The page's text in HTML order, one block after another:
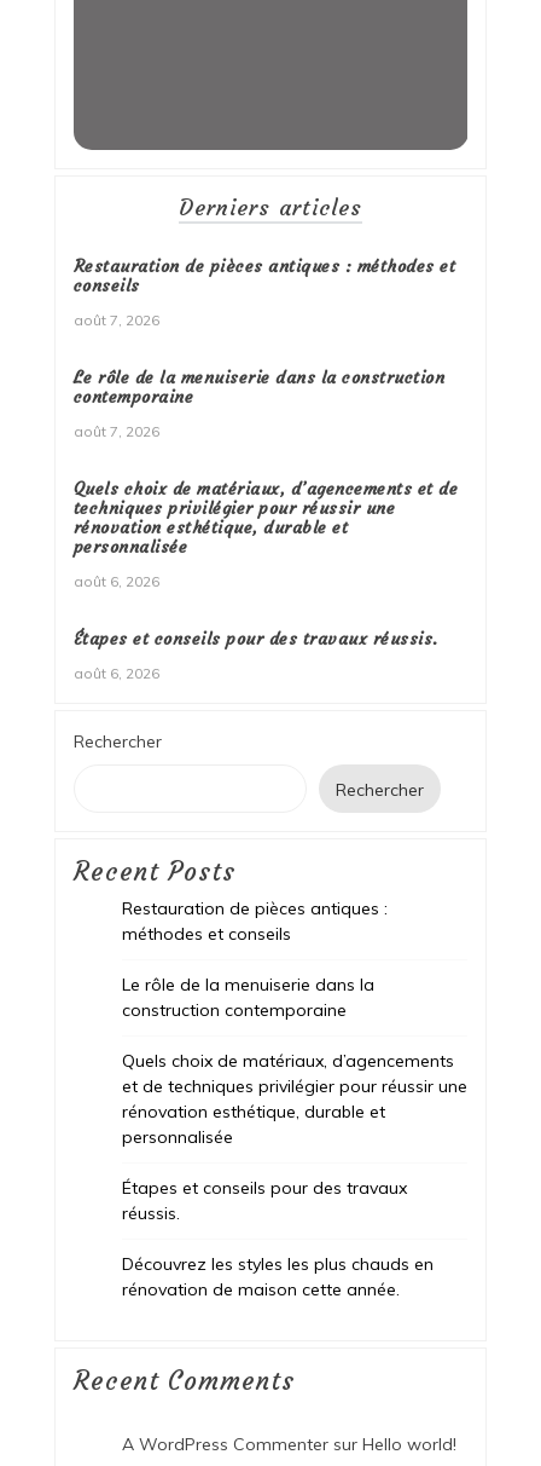
Derniers articles
Restauration de pièces antiques : méthodes et
conseils
août 7, 2026
Le rôle de la menuiserie dans la construction
contemporaine
août 7, 2026
Quels choix de matériaux, d’agencements et de
techniques privilégier pour réussir une
rénovation esthétique, durable et
personnalisée
août 6, 2026
Étapes et conseils pour des travaux réussis.
août 6, 2026
Rechercher
Rechercher
Recent Posts
Restauration de pièces antiques :
méthodes et conseils
Le rôle de la menuiserie dans la
construction contemporaine
Quels choix de matériaux, d’agencements
et de techniques privilégier pour réussir une
rénovation esthétique, durable et
personnalisée
Étapes et conseils pour des travaux
réussis.
Découvrez les styles les plus chauds en
rénovation de maison cette année.
Recent Comments
A WordPress Commentersur Hello world!